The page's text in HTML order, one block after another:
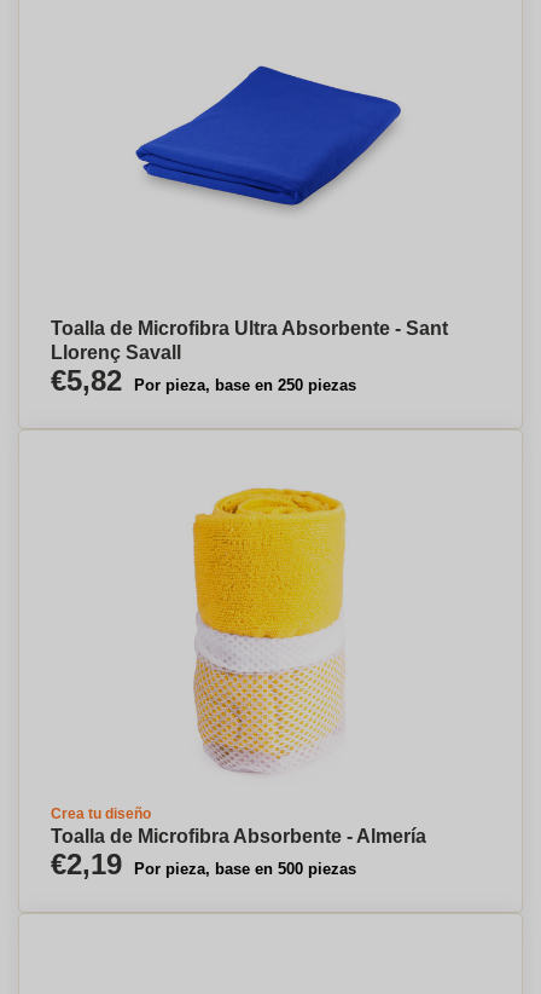
Toalla de Microfibra Ultra Absorbente - Sant
Llorenç Savall
€5,82 Por pieza, base en 250 piezas
Crea tu diseño
Toalla de Microfibra Absorbente - Almería
€2,19 Por pieza, base en 500 piezas